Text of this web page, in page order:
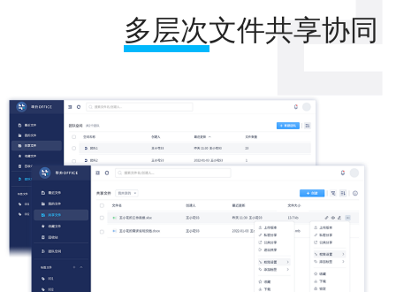
多层次文件共享协同